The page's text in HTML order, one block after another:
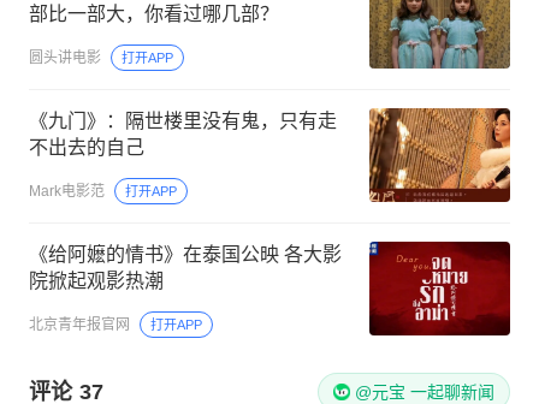
部比一部大，你看过哪几部？
圆头讲电影 打开APP
《九门》：隔世楼里没有鬼，只有走
不出去的自己
Mark电影范 打开APP
《给阿嬷的情书》在泰国公映 各大影
院掀起观影热潮
北京青年报官网 打开APP
评论 37 @元宝 一起聊新闻